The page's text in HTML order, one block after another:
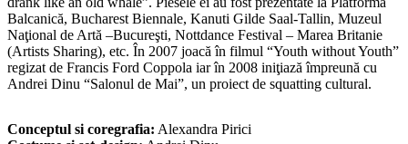
Balcanică, Bucharest Biennale, Kanuti Gilde Saal-Tallin, Muzeul
Naţional de Artă –Bucureşti, Nottdance Festival – Marea Britanie
(Artists Sharing), etc. În 2007 joacă în filmul “Youth without Youth”
regizat de Francis Ford Coppola iar în 2008 iniţiază împreună cu
Andrei Dinu “Salonul de Mai”, un proiect de squatting cultural.
Conceptul si coregrafia: Alexandra Pirici